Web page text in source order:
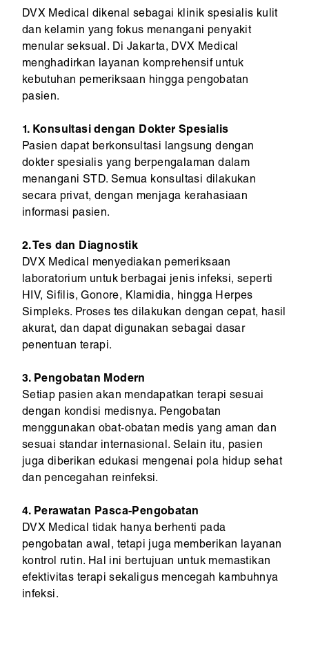
DVX Medical dikenal sebagai klinik spesialis kulit
dan kelamin yang fokus menangani penyakit
menular seksual. Di Jakarta, DVX Medical
menghadirkan layanan komprehensif untuk
kebutuhan pemeriksaan hingga pengobatan
pasien.
1. Konsultasi dengan Dokter Spesialis
Pasien dapat berkonsultasi langsung dengan
dokter spesialis yang berpengalaman dalam
menangani STD. Semua konsultasi dilakukan
secara privat, dengan menjaga kerahasiaan
informasi pasien.
2. Tes dan Diagnostik
DVX Medical menyediakan pemeriksaan
laboratorium untuk berbagai jenis infeksi, seperti
HIV, Sifilis, Gonore, Klamidia, hingga Herpes
Simpleks. Proses tes dilakukan dengan cepat, hasil
akurat, dan dapat digunakan sebagai dasar
penentuan terapi.
3. Pengobatan Modern
Setiap pasien akan mendapatkan terapi sesuai
dengan kondisi medisnya. Pengobatan
menggunakan obat-obatan medis yang aman dan
sesuai standar internasional. Selain itu, pasien
juga diberikan edukasi mengenai pola hidup sehat
dan pencegahan reinfeksi.
4. Perawatan Pasca-Pengobatan
DVX Medical tidak hanya berhenti pada
pengobatan awal, tetapi juga memberikan layanan
kontrol rutin. Hal ini bertujuan untuk memastikan
efektivitas terapi sekaligus mencegah kambuhnya
infeksi.